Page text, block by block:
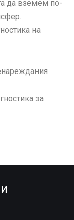
да вземем по-
на
за